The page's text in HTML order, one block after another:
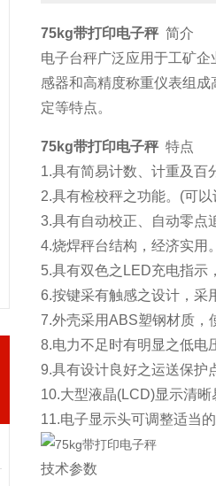
75kg带打印电子秤简介
电子台秤广泛应用于工矿
感器和高精度称重仪表组
定等特点。
75kg带打印电子秤特点
1.具有简易计数、计重及百
2.具有检校秤之功能。(可
3.具有自动校正、自动零点
4.烧焊秤台结构，经济实用。
5.具有双色之LED充电指示
6.按键采有触感之设计，采
7.外壳采用ABS塑钢材质，
8.电力不足时有明显之低电
9.具有设计良好之运送保护
10.大型液晶(LCD)显示清晰
11.电子显示头可调整适当的
技术参数